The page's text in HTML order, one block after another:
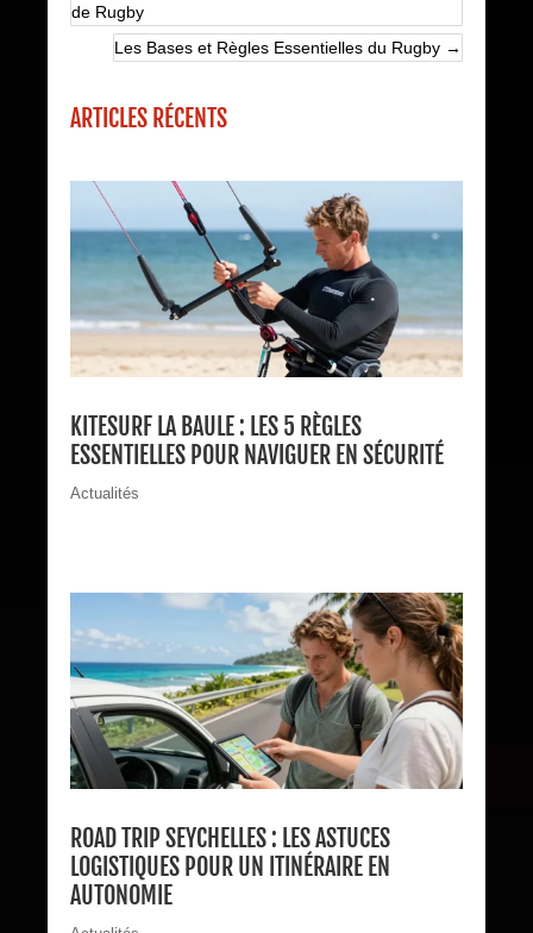
de Rugby
Les Bases et Règles Essentielles du Rugby →
ARTICLES RÉCENTS
KITESURF LA BAULE : LES 5 RÈGLES
ESSENTIELLES POUR NAVIGUER EN SÉCURITÉ
Actualités
ROAD TRIP SEYCHELLES : LES ASTUCES
LOGISTIQUES POUR UN ITINÉRAIRE EN
AUTONOMIE